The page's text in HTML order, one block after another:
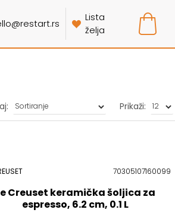
Lista
želja
Prikaži:
70305107160099
Creuset keramička šoljica za
espresso, 6.2 cm, 0.1 L